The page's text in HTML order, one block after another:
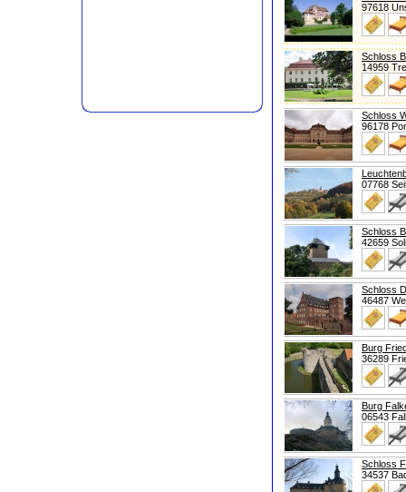
97618
Schloss
14959
Schloss
96178
07768
Schloss
42659
Schloss
46487
Burg
36289
Burg
06543
Schloss
34537